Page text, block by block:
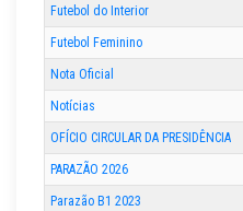
Futebol do Interior
Futebol Feminino
Nota Oficial
Notícias
OFÍCIO CIRCULAR DA PRESIDÊNCIA
PARAZÃO 2026
Parazão B1 2023